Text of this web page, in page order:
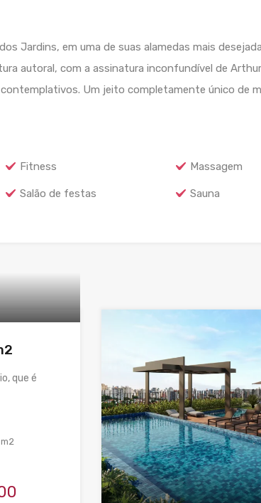
Jardins, em uma de suas alamedas mais
autoral, com a assinatura inconfundível de Arthur
Um jeito completamente único de
Fitness Massagem
Salão de festas Sauna
que é
m2